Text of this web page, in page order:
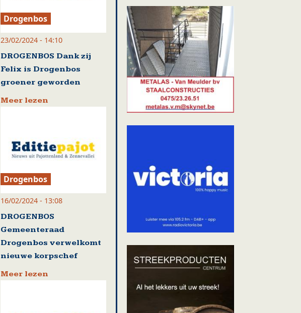
Drogenbos
23/02/2024 - 14:10
DROGENBOS Dank zij
Felix is Drogenbos
groener geworden
Meer lezen
Drogenbos
16/02/2024 - 13:08
DROGENBOS
Gemeenteraad
Drogenbos verwelkomt
nieuwe korpschef
Meer lezen